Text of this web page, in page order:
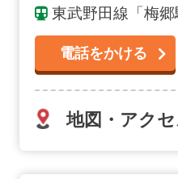
東武野田線「梅
電話をかける
地図・アクセ